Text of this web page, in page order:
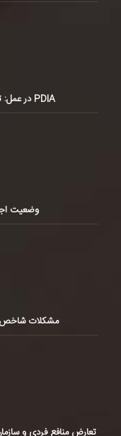
PDIA در عمل: تجربه مدیریت تعارض منافع در ایران
وضعیت
مشکلات شاخص
تعارض منافع فردی و